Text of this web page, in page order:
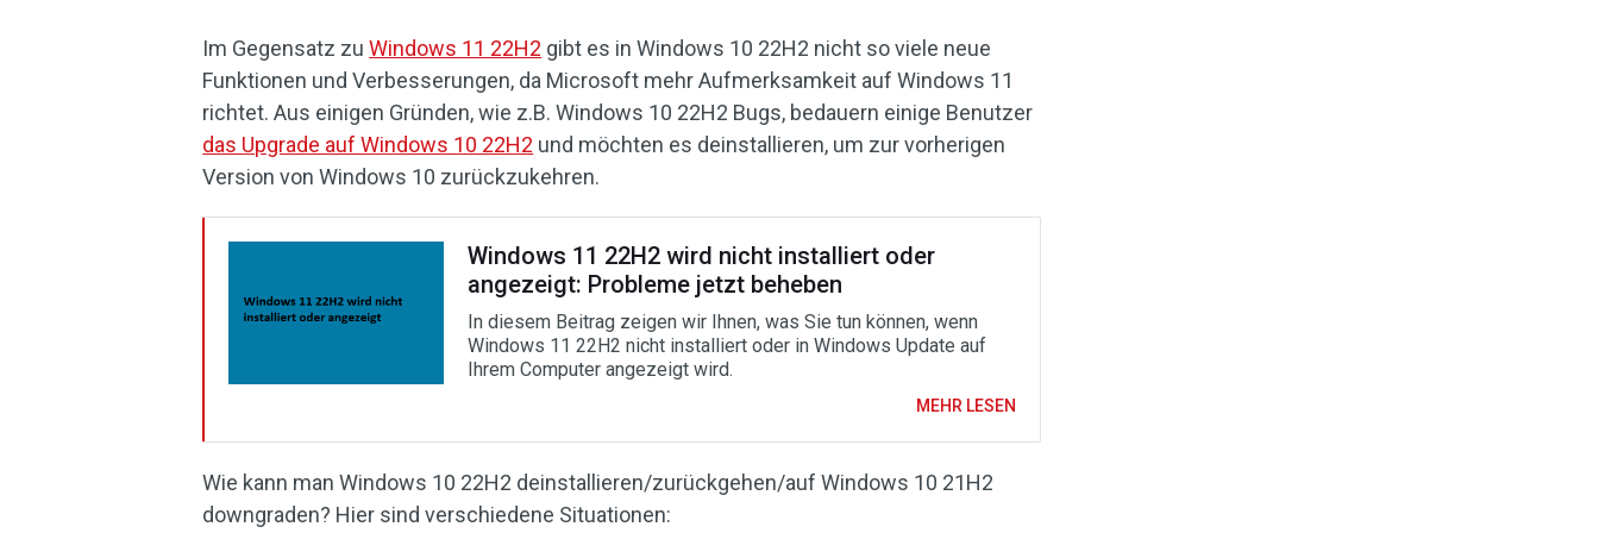
Im Gegensatz zuWindows 11 22H2 gibt es in Windows 10 22H2 nicht so viele neue
Funktionen und Verbesserungen, da Microsoft mehr Aufmerksamkeit auf Windows 11
richtet. Aus einigen Gründen, wie z.B. Windows 10 22H2 Bugs, bedauern einige Benutzer
das Upgrade auf Windows 10 22H2 und möchten es deinstallieren, um zur vorherigen
Version von Windows 10 zurückzukehren.
Windows 11 22H2 wird nicht installiert oder
angezeigt: Probleme jetzt beheben
In diesem Beitrag zeigen wir Ihnen, was Sie tun können, wenn
Windows 11 22H2 nicht installiert oder in Windows Update auf
Ihrem Computer angezeigt wird.
MEHR LESEN
Wie kann man Windows 10 22H2 deinstallieren/zurückgehen/auf Windows 10 21H2
downgraden? Hier sind verschiedene Situationen: